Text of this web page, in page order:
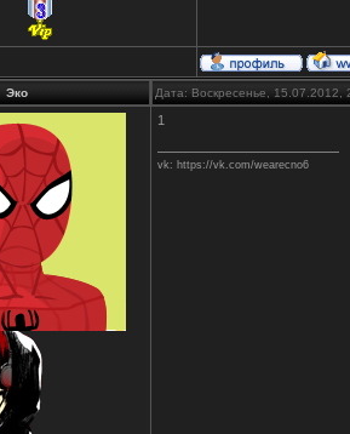
Эко Дата: Воскресенье,
1
vk: https://vk.com/wearecno6